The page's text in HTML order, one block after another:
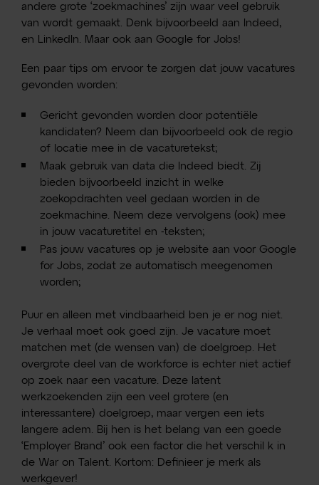
andere grote ‘zoekmachines’ zijn waar veel gebruik
van wordt gemaakt. Denk bijvoorbeeld aan Indeed,
en LinkedIn. Maar ook aan Google for Jobs!
Een paar tips om ervoor te zorgen dat jouw vacatures
gevonden worden:
Gericht gevonden worden door potentiële
kandidaten? Neem dan bijvoorbeeld ook de regio
of locatie mee in de vacaturetekst;
Maak gebruik van data die Indeed biedt. Zij
bieden bijvoorbeeld inzicht in welke
zoekopdrachten veel gedaan worden in de
zoekmachine. Neem deze vervolgens (ook) mee
in jouw vacaturetitel en -teksten;
Pas jouw vacatures op je website aan voor Google
for Jobs, zodat ze automatisch meegenomen
worden;
Puur en alleen met vindbaarheid ben je er nog niet.
Je verhaal moet ook goed zijn. Je vacature moet
matchen met (de wensen van) de doelgroep. Het
overgrote deel van de workforce is echter niet actief
op zoek naar een vacature. Deze latent
werkzoekenden zijn een veel grotere (en
interessantere) doelgroep, maar vergen een iets
langere adem. Bij hen is het belang van een goede
‘Employer Brand’ ook een factor die het verschil k in
de War on Talent. Kortom: Definieer je merk als
werkgever!